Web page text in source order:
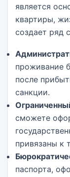
является
квартиры,
создает ряд
проживание
после
санкции.
сможете
привязаны к
паспорта,